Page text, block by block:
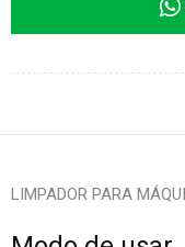
LIMPADOR PARA